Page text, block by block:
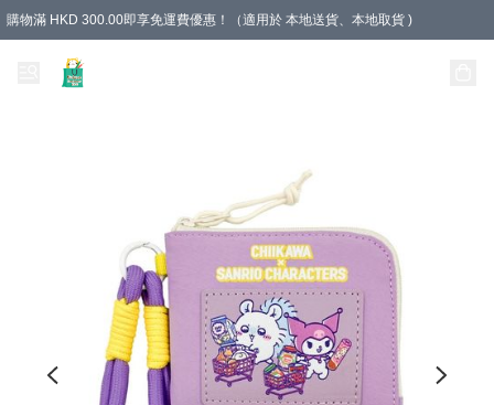
購物滿 HKD 300.00即享免運費優惠！（適用於 本地送貨、本地取貨 )